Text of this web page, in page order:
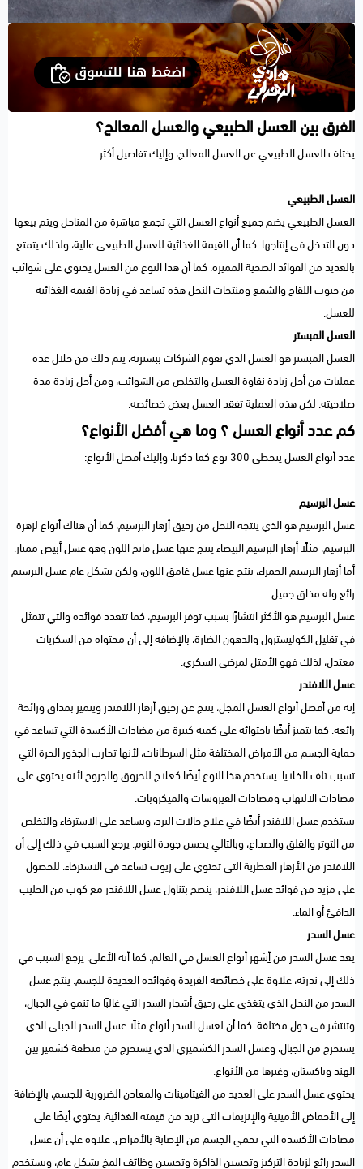
الفرق بين العسل الطبيعي والعسل المعالج؟
يختلف العسل الطبيعي عن العسل المعالج، وإليك تفاصيل أكثر:
العسل الطبيعي
العسل الطبيعي يضم جميع أنواع العسل التي تجمع مباشرة من المناحل ويتم بيعها
دون التدخل في إنتاجها. كما أن القيمة الغذائية للعسل الطبيعي عالية، ولذلك يتمتع
بالعديد من الفوائد الصحية المميزة. كما أن هذا النوع من العسل يحتوي على شوائب
من حبوب اللقاح والشمع ومنتجات النحل هذه تساعد في زيادة القيمة الغذائية
للعسل.
العسل المبستر
العسل المبستر هو العسل الذي تقوم الشركات ببسترته، يتم ذلك من خلال عدة
عمليات من أجل زيادة نقاوة العسل والتخلص من الشوائب، ومن أجل زيادة مدة
صلاحيته. لكن هذه العملية تفقد العسل بعض خصائصه.
كم عدد أنواع العسل ؟ وما هي أفضل الأنواع؟
عدد أنواع العسل يتخطى 300 نوع كما ذكرنا، وإليك أفضل الأنواع:
عسل البرسيم
عسل البرسيم هو الذي ينتجه النحل من رحيق أزهار البرسيم، كما أن هناك أنواع لزهرة
البرسيم، مثلًا أزهار البرسيم البيضاء ينتج عنها عسل فاتح اللون وهو عسل أبيض ممتاز.
أما أزهار البرسيم الحمراء، ينتج عنها عسل غامق اللون، ولكن بشكل عام عسل البرسيم
رائع وله مذاق جميل.
عسل البرسيم هو الأكثر انتشارًا بسبب توفر البرسيم، كما تتعدد فوائده والتي تتمثل
في تقليل الكوليسترول والدهون الضارة، بالإضافة إلى أن محتواه من السكريات
معتدل، لذلك فهو الأمثل لمرضى السكري.
عسل اللافندر
إنه من أفضل أنواع العسل المجل، ينتج عن رحيق أزهار اللافندر ويتميز بمذاق ورائحة
رائعة. كما يتميز أيضًا باحتوائه على كمية كبيرة من مضادات الأكسدة التي تساعد في
حماية الجسم من الأمراض المختلفة مثل السرطانات، لأنها تحارب الجذور الحرة التي
تسبب تلف الخلايا. يستخدم هذا النوع أيضًا كعلاج للحروق والجروح لأنه يحتوي على
مضادات الالتهاب ومضادات الفيروسات والميكروبات.
يستخدم عسل اللافندر أيضًا في علاج حالات البرد، ويساعد على الاسترخاء والتخلص
من التوتر والقلق والصداع، وبالتالي يحسن جودة النوم. يرجع السبب في ذلك إلى أن
اللافندر من الأزهار العطرية التي تحتوي على زيوت تساعد في الاسترخاء. للحصول
على مزيد من فوائد عسل اللافندر، ينصح بتناول عسل اللافندر مع كوب من الحليب
الدافئ أو الماء.
عسل السدر
يعد عسل السدر من أِشهر أنواع العسل في العالم، كما أنه الأغلى. يرجع السبب في
ذلك إلى ندرته، علاوة على خصائصه الفريدة وفوائده العديدة للجسم. ينتج عسل
السدر من النحل الذي يتغذى على رحيق أشجار السدر التي غالبًا ما تنمو في الجبال،
وتنتشر في دول مختلفة. كما أن لعسل السدر أنواع مثلًا عسل السدر الجبلي الذي
يستخرج من الجبال، وعسل السدر الكشميري الذي يستخرج من منطقة كشمير بين
الهند وباكستان، وغيرها من الأنواع.
يحتوي عسل السدر على العديد من الفيتامينات والمعادن الضرورية للجسم، بالإضافة
إلى الأحماض الأمينية والإنزيمات التي تزيد من قيمته الغذائية. يحتوي أيضًا على
مضادات الأكسدة التي تحمي الجسم من الإصابة بالأمراض. علاوة على أن عسل
السدر رائع لزيادة التركيز وتحسين الذاكرة وتحسين وظائف المخ بشكل عام، ويستخدم